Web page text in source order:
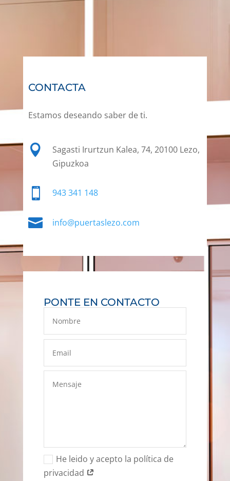
CONTACTA
Estamos deseando saber de ti.

Sagasti Irurtzun Kalea, 74, 20100 Lezo,
Gipuzkoa
 943 341 148
 info@puertaslezo.com
PONTE EN CONTACTO
He leido y acepto la política de
privacidad